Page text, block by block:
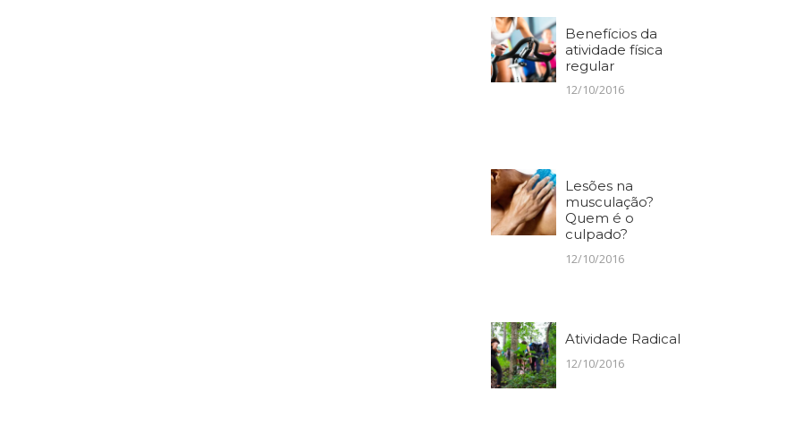
Benefícios da
atividade física
regular
12/10/2016
Lesões na
musculação?
Quem é o
culpado?
12/10/2016
Atividade Radical
12/10/2016